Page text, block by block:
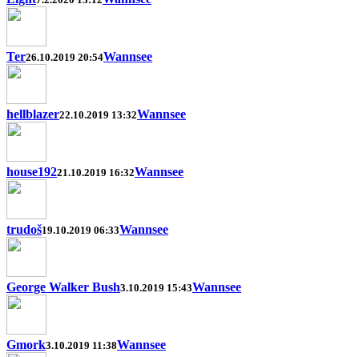
Ter26.10.2019 20:54Wannsee
hellblazer22.10.2019 13:32Wannsee
house19221.10.2019 16:32Wannsee
trudoš19.10.2019 06:33Wannsee
George Walker Bush3.10.2019 15:43Wannsee
Gmork3.10.2019 11:38Wannsee